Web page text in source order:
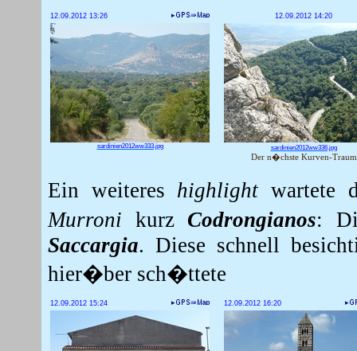
12.09.2012 13:26
sardinien2012ww333.jpg
12.09.2012 14:20
sardinien2012ww336.jpg
Der n�chste Kurven-Traum
Ein weiteres highlight wartete
Murroni kurz Codrongianos:
Saccargia. Diese schnell
hier�ber sch�ttete
12.09.2012 15:24 12.09.2012 16:20